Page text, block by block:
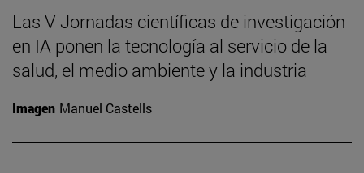
Las V Jornadas científicas de investigación
en IA ponen la tecnología al servicio de la
salud, el medio ambiente y la industria
Imagen Manuel Castells